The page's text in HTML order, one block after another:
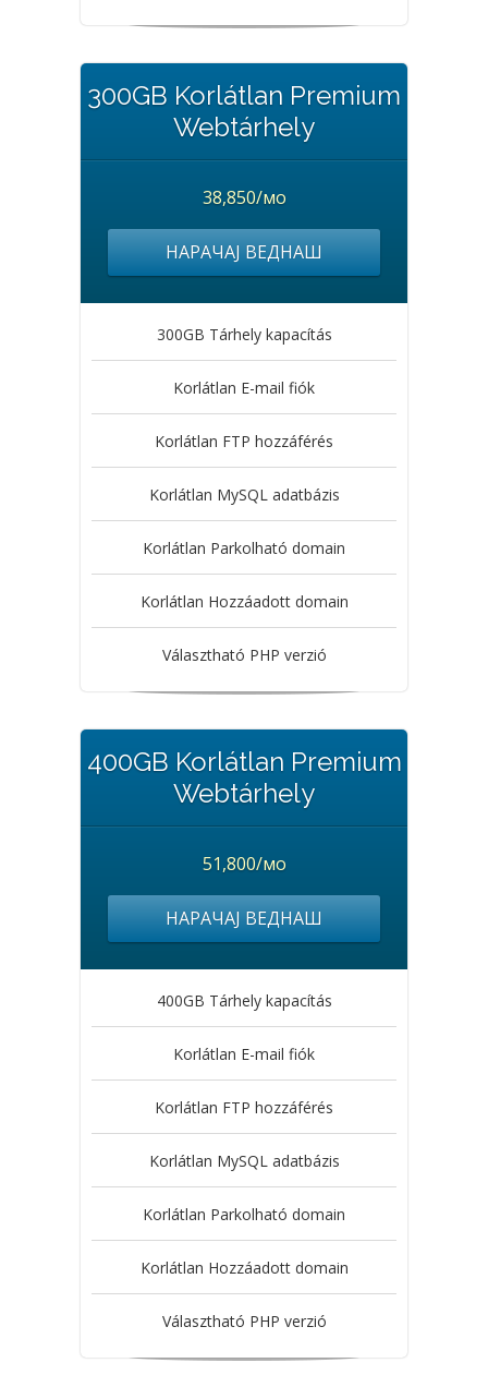
300GB Korlátlan Premium
Webtárhely
38,850/мо
НАРАЧАЈ ВЕДНАШ
300GB Tárhely kapacítás
Korlátlan E-mail fiók
Korlátlan FTP hozzáférés
Korlátlan MySQL adatbázis
Korlátlan Parkolható domain
Korlátlan Hozzáadott domain
Választható PHP verzió
400GB Korlátlan Premium
Webtárhely
51,800/мо
НАРАЧАЈ ВЕДНАШ
400GB Tárhely kapacítás
Korlátlan E-mail fiók
Korlátlan FTP hozzáférés
Korlátlan MySQL adatbázis
Korlátlan Parkolható domain
Korlátlan Hozzáadott domain
Választható PHP verzió